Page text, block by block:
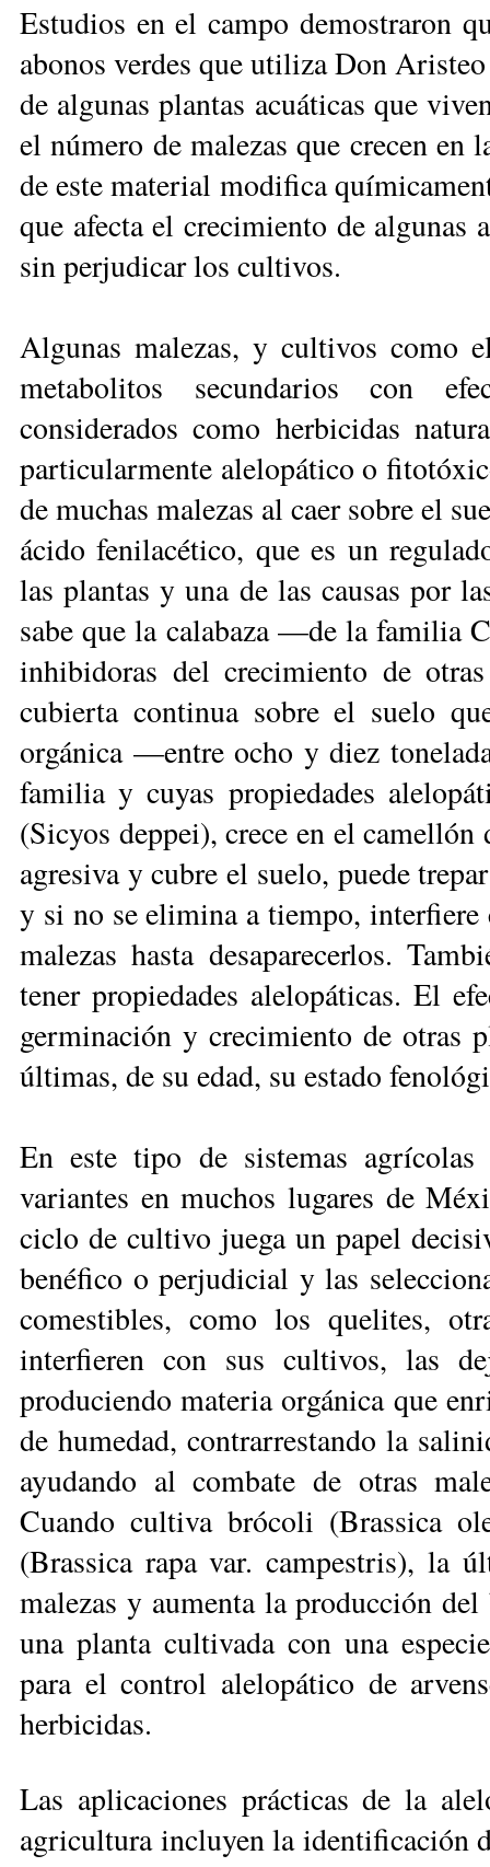
Estudios en el campo demostraron
abonos verdes que utiliza Don
de algunas plantas acuáticas que
el número de malezas que crecen
de este material modifica
que afecta el crecimiento de algunas
sin perjudicar los cultivos.
Algunas malezas, y cultivos como
metabolitos secundarios con
considerados como herbicidas
particularmente alelopático o
de muchas malezas al caer sobre el
ácido fenilacético, que es un
las plantas y una de las causas por
sabe que la calabaza —de la familia
inhibidoras del crecimiento de
cubierta continua sobre el suelo
orgánica —entre ocho y diez
familia y cuyas propiedades
(Sicyos deppei), crece en el
agresiva y cubre el suelo, puede
y si no se elimina a tiempo,
malezas hasta desaparecerlos.
tener propiedades alelopáticas. El
ger­mi­nación y crecimiento de otras
últimas, de su edad, su estado
En este tipo de sistemas
variantes en muchos lugares de
ciclo de cultivo juega un papel
benéfico o perjudicial y las
comestibles, como los quelites,
interfieren con sus culti­vos, las
produciendo materia orgánica que
de humedad, contrarrestando la
ayudando al combate de otras
Cuando cultiva brócoli (Brassica
(Brassica rapa var. campestris), la
malezas y aumenta la producción
una planta cultivada con una
para el control alelopático de
herbicidas.
Las aplicaciones prácticas de la
agricultura incluyen la identificación